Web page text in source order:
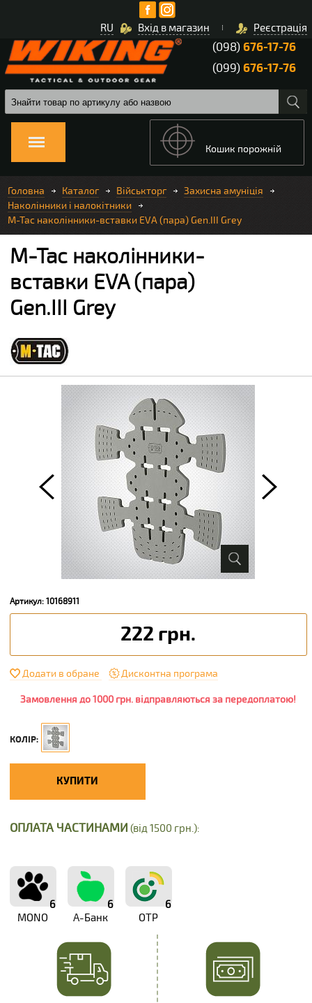
Вхід в магазин Реєстрація
RU
(098)676-17-76
(099)676-17-76
Кошик порожній
Головна Каталог Військторг
Захисна амуніція
Наколінники і налокітники
M-Tac наколінники-вставки EVA (пара) Gen.III Grey
M-Tac наколінники-
вставки EVA (пара)
Gen.III Grey
Артикул: 10168911
222 грн.
Додати в обране Дисконтна програма
Замовлення до 1000 грн. відправляються за передоплатою!
КОЛІР:
КУПИТИ
ОПЛАТА ЧАСТИНАМИ (від 1500 грн.):
6
MONO
6
А-Банк
6
OTP